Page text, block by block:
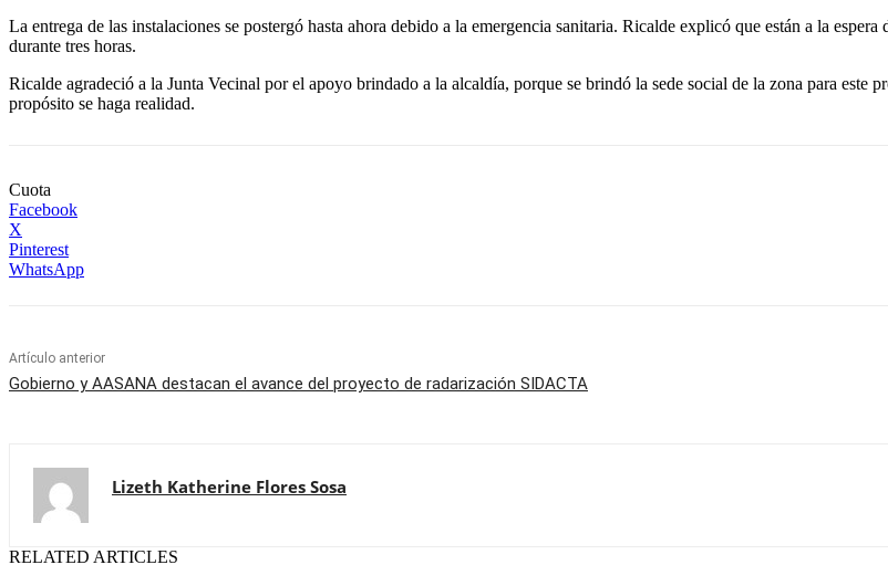
La entrega de las instalaciones se postergó hasta ahora debido a la emergencia sanitaria. Ricalde explicó que están a la
durante tres horas.
Ricalde agradeció a la Junta Vecinal por el apoyo brindado a la alcaldía, porque se brindó la sede social de la zona para
propósito se haga realidad.
Cuota
Facebook
X
Pinterest
WhatsApp
Artículo anterior
Gobierno y AASANA destacan el avance del proyecto de radarización SIDACTA
Lizeth Katherine Flores Sosa
RELATED ARTICLES